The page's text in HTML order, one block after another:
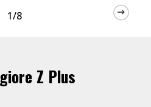
1/8
Z Plus